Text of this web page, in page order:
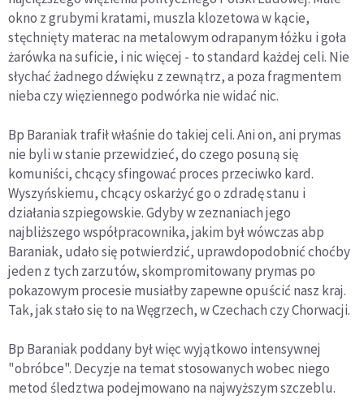
okno z grubymi kratami, muszla klozetowa w kącie,
stęchnięty materac na metalowym odrapanym łóżku i goła
żarówka na suficie, i nic więcej - to standard każdej celi. Nie
słychać żadnego dźwięku z zewnątrz, a poza fragmentem
nieba czy więziennego podwórka nie widać nic.
Bp Baraniak trafił właśnie do takiej celi. Ani on, ani prymas
nie byli w stanie przewidzieć, do czego posuną się
komuniści, chcący sfingować proces przeciwko kard.
Wyszyńskiemu, chcący oskarżyć go o zdradę stanu i
działania szpiegowskie. Gdyby w zeznaniach jego
najbliższego współpracownika, jakim był wówczas abp
Baraniak, udało się potwierdzić, uprawdopodobnić choćby
jeden z tych zarzutów, skompromitowany prymas po
pokazowym procesie musiałby zapewne opuścić nasz kraj.
Tak, jak stało się to na Węgrzech, w Czechach czy Chorwacji.
Bp Baraniak poddany był więc wyjątkowo intensywnej
"obróbce". Decyzje na temat stosowanych wobec niego
metod śledztwa podejmowano na najwyższym szczeblu.